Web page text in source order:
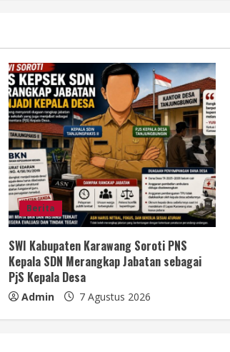
Berita
SWI Kabupaten Karawang Soroti PNS
Kepala SDN Merangkap Jabatan sebagai
PjS Kepala Desa
Admin 7 Agustus 2026